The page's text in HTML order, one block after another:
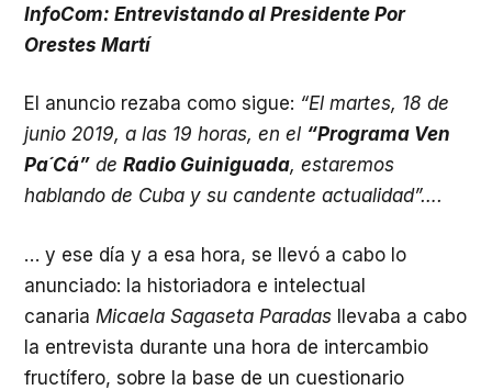
InfoCom: Entrevistando al Presidente Por
Orestes Martí
El anuncio rezaba como sigue: “El martes, 18 de
junio 2019, a las 19 horas, en el “Programa Ven
Pa´Cá” de Radio Guiniguada, estaremos
hablando de Cuba y su candente actualidad”….
… y ese día y a esa hora, se llevó a cabo lo
anunciado: la historiadora e intelectual
canaria Micaela Sagaseta Paradas llevaba a cabo
la entrevista durante una hora de intercambio
fructífero, sobre la base de un cuestionario